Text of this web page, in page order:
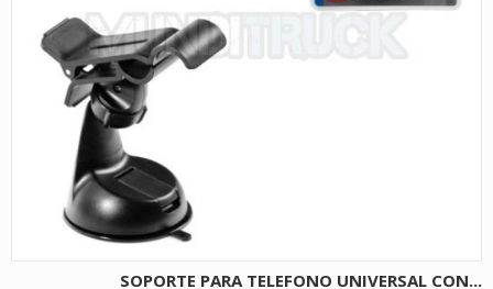
SOPORTE PARA TELEFONO UNIVERSAL CON...